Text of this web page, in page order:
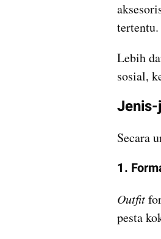
tertentu.
Lebih
sosial,
Secara
1.
Outfit
pesta